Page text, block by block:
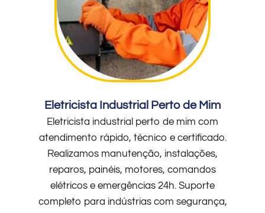
Eletricista Industrial Perto de Mim
Eletricista industrial perto de mim com
atendimento rápido, técnico e certificado.
Realizamos manutenção, instalações,
reparos, painéis, motores, comandos
elétricos e emergências 24h. Suporte
completo para indústrias com segurança,